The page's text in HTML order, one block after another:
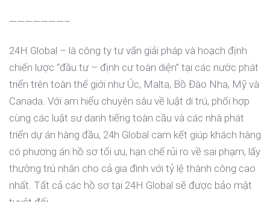
———————–
24H Global – là công ty tư vấn giải pháp và hoạch định
chiến lược “đầu tư – định cư toàn diện” tại các nước phát
triển trên toàn thế giới như Úc, Malta, Bồ Đào Nha, Mỹ và
Canada. Với am hiểu chuyên sâu về luật di trú, phối hợp
cùng các luật sư danh tiếng toàn cầu và các nhà phát
triển dự án hàng đầu, 24h Global cam kết giúp khách hàng
có phương án hồ sơ tối ưu, hạn chế rủi ro về sai phạm, lấy
thường trú nhân cho cả gia đình với tỷ lệ thành công cao
nhất. Tất cả các hồ sơ tại 24H Global sẽ được bảo mật